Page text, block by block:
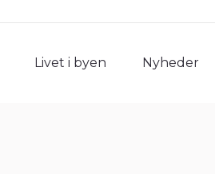
Livet i byen Nyheder
Livet i byen Nyheder